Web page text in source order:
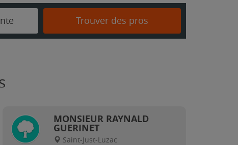
Trouver des pros
MONSIEUR RAYNALD
GUERINET
Saint-Just-Luzac